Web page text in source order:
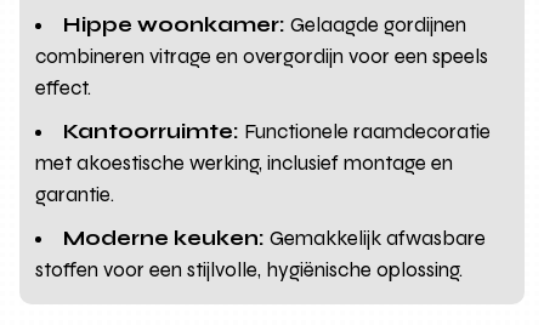
Hippe woonkamer: Gelaagde gordijnen
combineren vitrage en overgordijn voor een speels
effect.
Kantoorruimte: Functionele raamdecoratie
met akoestische werking, inclusief montage en
garantie.
Moderne keuken: Gemakkelijk afwasbare
stoffen voor een stijlvolle, hygiënische oplossing.